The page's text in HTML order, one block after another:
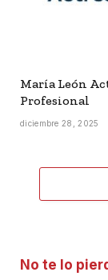
María León
Profesional
diciembre 28, 2025
No te lo